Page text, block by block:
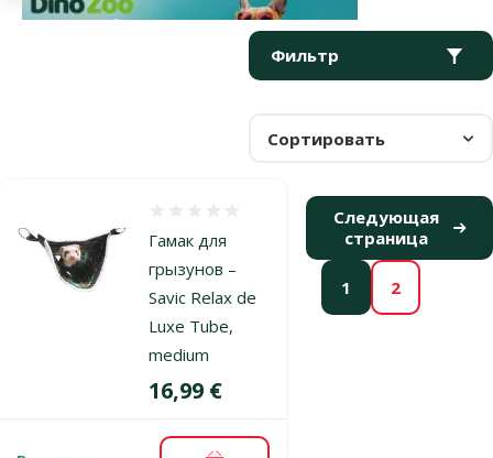
Фильтр
Сортировать
Продукты в категории Спальные места и аксессуары для
Гамак для
грызунов –
Savic Relax de
Luxe Tube,
medium
Цена
16,99 €
1 2
Следующая
страница